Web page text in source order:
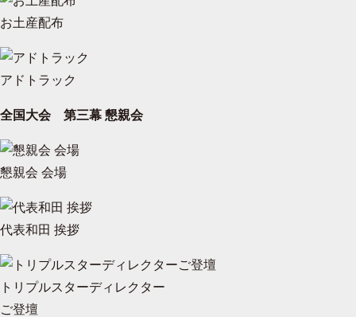
お土産配布
アドトラック
全国大会 第三幕 懇親会
懇親会 会場
代表和田 挨拶
トリプルスターディレクター
ご登壇